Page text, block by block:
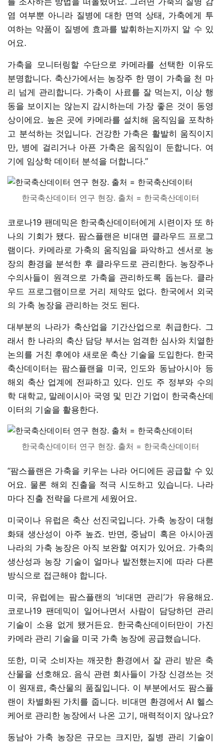
염 여부뿐 아니라 질병에 대한 면역 상태, 가축에게 투
여하는 약품이 질병에 효과를 발휘하는지까지 알 수 있
어요.
가축을 모니터링할 수단으로 카메라를 선택한 이유도
분명합니다. 축산가에서는 농장주 한 명이 가축을 천 마
리 넘게 관리합니다. 가축이 사료를 잘 먹는지, 이상 행
동을 보이지는 않는지 감시하는데 가장 좋은 것이 동영
상이에요. 높은 곳에 카메라를 설치해 움직임을 포착하
고 분석하는 것입니다. 건강한 가축은 활발히 움직이지
만, 병에 걸리거나 아픈 가축은 움직임이 둔합니다. 여
기에 임상학 데이터 분석을 더합니다.”
한국축산데이터 연구 현장. 출처 = 한국축산데이터
코로나19 팬데믹은 한국축산데이터에게 시련이자 또 하
나의 기회가 됐다. 팜스플랜은 비대면 클라우드 프로그
램이다. 카메라로 가축의 움직임을 파악하고 센서로 농
장의 환경을 분석한 후 클라우드로 관리한다. 농장주나
수의사들이 원격으로 가축을 관리하도록 돕는다. 클라
우드 프로그램이므로 거리 제약도 없다. 한국에서 외국
의 가축 농장을 관리하는 것도 된다.
대부분의 나라가 축산업을 기간산업으로 취급한다. 그
래서 한 나라의 축산 담당 부서는 엄격한 심사와 치열한
논의를 거친 후에야 새로운 축산 기술을 도입한다. 한국
축산데이터는 팜스플랜을 미국, 인도와 동남아시아 등
해외 축산 업계에 전파하고 있다. 인도 주 정부와 수의
학 대학교, 말레이시아 국영 및 민간 기업이 한국축산데
이터의 기술을 활용한다.
한국축산데이터 연구 현장. 출처 = 한국축산데이터
“팜스플랜은 가축을 키우는 나라 어디에든 공급할 수 있
어요. 물론 해외 진출을 적극 시도하고 있습니다. 나라
마다 진출 전략을 다르게 세웠어요.
미국이나 유럽은 축산 선진국입니다. 가축 농장이 대형
화돼 생산성이 아주 높죠. 반면, 중남미 혹은 아시아권
나라의 가축 농장은 아직 보완할 여지가 있어요. 가축의
생산성과 농장 기술이 얼마나 발전했는지에 따라 다른
방식으로 접근해야 합니다.
미국, 유럽에는 팜스플랜의 ‘비대면 관리’가 유용해요.
코로나19 팬데믹이 일어나면서 사람이 담당하던 관리
기술이 소용 없게 됐거든요. 한국축산데이터만이 가진
카메라 관리 기술을 미국 가축 농장에 공급했습니다.
또한, 미국 소비자는 깨끗한 환경에서 잘 관리 받은 축
산물을 선호해요. 음식 관련 회사들이 가장 신경쓰는 것
이 원재료, 축산물의 품질입니다. 이 부분에서도 팜스플
랜이 차별화된 가치를 줍니다. 비대면 환경에서 AI 헬스
케어로 관리한 농장에서 나온 고기, 매력적이지 않나요?
동남아 가축 농장은 규모는 크지만, 질병 관리 기술이